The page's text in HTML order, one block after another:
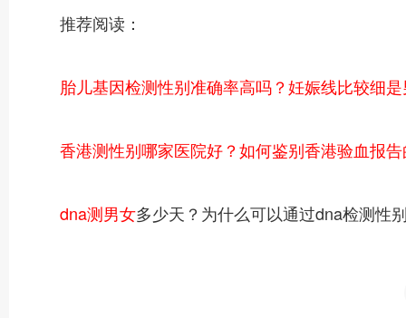
推荐阅读：
胎儿基因检测性别准确率高吗？妊娠线比较细
香港测性别哪家医院好？如何鉴别香港验血报
dna测男女多少天？为什么可以通过dna检测性